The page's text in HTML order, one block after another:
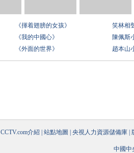
《揮着翅膀的女孩》
《我的中國心》
《外面的世界》
笑林相
陳佩斯
趙本山
CCTV.com介紹 站點地圖 央視人力資源儲備庫
中國中